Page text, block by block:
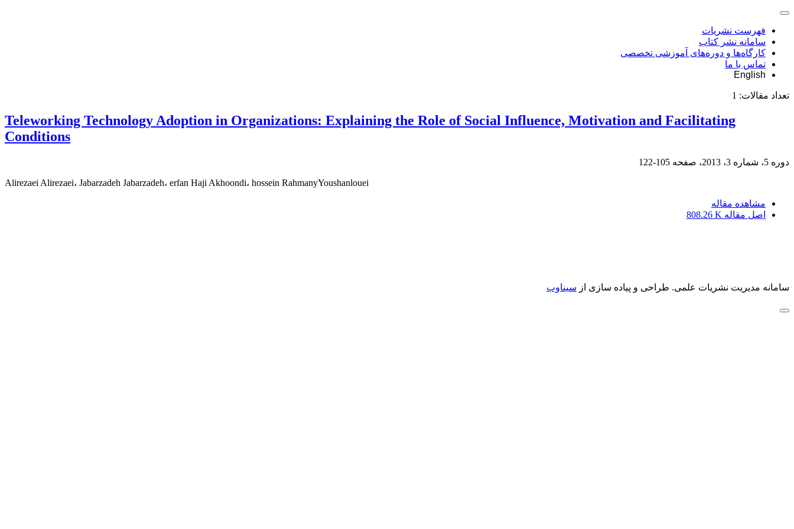
فهرست نشریات
سامانه نشر کتاب
کارگاه‌ها و دوره‌های آموزشی تخصصی
تماس با ما
English
تعداد مقالات: 1
Teleworking Technology Adoption in Organizations: Explaining the Role of Social Influence, Motivation and Facilitating
Conditions
دوره 5، شماره 3، 2013، صفحه 105-122
Alirezaei Alirezaei، Jabarzadeh Jabarzadeh، erfan Haji Akhoondi، hossein RahmanyYoushanlouei
مشاهده مقاله
اصل مقاله 808.26 K
سامانه مدیریت نشریات علمی. طراحی و پیاده سازی از سیناوب